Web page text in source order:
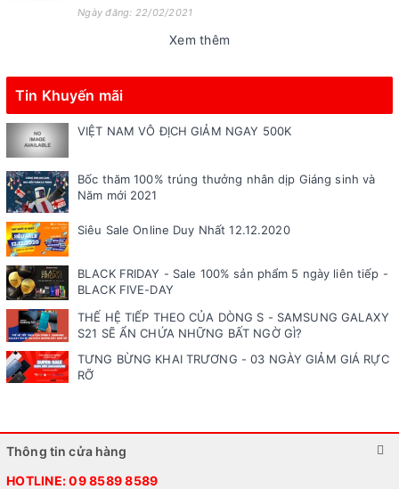
Ngày đăng: 22/02/2021
Xem thêm
Tin Khuyến mãi
VIỆT NAM VÔ ĐỊCH GIẢM NGAY 500K
Bốc thăm 100% trúng thưởng nhân dịp Giáng sinh và
Năm mới 2021
Siêu Sale Online Duy Nhất 12.12.2020
BLACK FRIDAY - Sale 100% sản phẩm 5 ngày liên tiếp -
BLACK FIVE-DAY
THẾ HỆ TIẾP THEO CỦA DÒNG S - SAMSUNG GALAXY
S21 SẼ ẨN CHỨA NHỮNG BẤT NGỜ GÌ?
TƯNG BỪNG KHAI TRƯƠNG - 03 NGÀY GIẢM GIÁ RỰC
RỠ
Thông tin cửa hàng
HOTLINE:09 8589 8589